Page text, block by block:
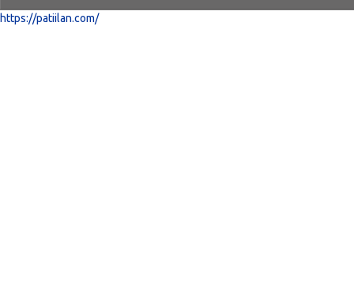
https://patiilan.com/